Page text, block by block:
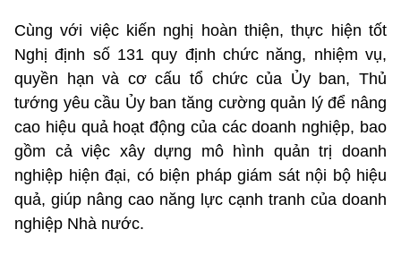
Cùng với việc kiến nghị hoàn thiện, thực hiện tốt
Nghị định số 131 quy định chức năng, nhiệm vụ,
quyền hạn và cơ cấu tổ chức của Ủy ban, Thủ
tướng yêu cầu Ủy ban tăng cường quản lý để nâng
cao hiệu quả hoạt động của các doanh nghiệp, bao
gồm cả việc xây dựng mô hình quản trị doanh
nghiệp hiện đại, có biện pháp giám sát nội bộ hiệu
quả, giúp nâng cao năng lực cạnh tranh của doanh
nghiệp Nhà nước.